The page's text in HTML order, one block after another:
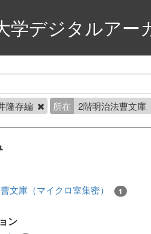
学デジタルアー
隆存編 所在 2階明治法曹文
文庫（マイクロ室集密） 1
ン